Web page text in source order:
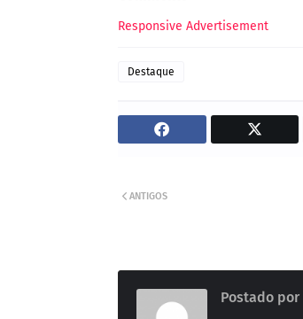
Responsive Advertisement
Destaque
ANTIGOS
Postado por